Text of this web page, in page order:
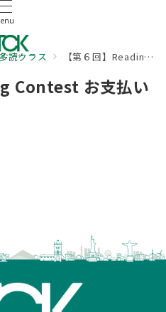
読クラス 【第６回】Reading Contest お支払いページ
Contest お支払い